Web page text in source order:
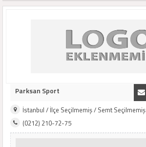
Parksan Sport
İstanbul / İlçe Seçilmemiş / Semt Seçilmemiş
(0212) 210-72-75